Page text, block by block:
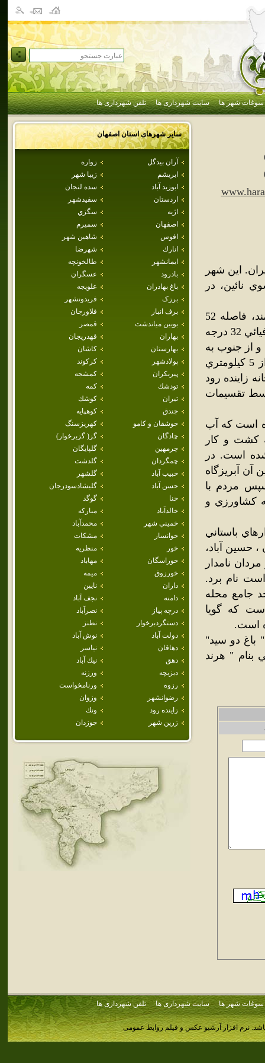
سوغات شهر ها سایت شهرداری ها تلفن شهرداری ها
سایر شهرهای استاناصفهان
آران بيدگل
زواره
ابريشم
زيبا شهر
ابوزيد آباد
سده لنجان
اردستان
سفيدشهر
اژيه
سگزي
اصفهان
سميرم
افوس
شاهين شهر
انارك
شهرضا
ايمانشهر
طالخونچه
بادرود
عسگران
باغ بهادران
علويجه
برزک
فريدونشهر
برف انبار
فلاورجان
بويين مياندشت
قمصر
بهاران
قهدريجان
بهارستان
كاشان
پولادشهر
كركوند
پيربكران
كمشجه
تودشك
كمه
تيران
كوشك
جندق
كوهپايه
جوشقان و كامو
كهريزسنگ
چادگان
گز( گزبرخوار)
چرمهين
گلپايگان
چمگردان
گلدشت
حبيب آباد
گلشهر
حسن آباد
گليشادسودرجان
حنا
گوگد
خالدآباد
مباركه
خميني شهر
محمدآباد
خوانسار
مشكات
خور
منظريه
خوراسگان
مهاباد
خورزوق
ميمه
داران
نايين
دامنه
نجف آباد
درچه پياز
نصرآباد
دستگردبرخوار
نطنز
دولت آباد
نوش آباد
دهاقان
نياسر
دهق
نيك آباد
ديزيچه
ورزنه
رزوه
ورنامخواست
رضوانشهر
وزوان
زاينده رود
ونك
زرين شهر
جوزدان
اين شهر
بسوي نائين، در
اين روستاي بزرگ که مردم آن خوش مي‌دارند که آن را شهر بنامند، فاصله 52
درجه و26 دقيقه طول جغرافيايي از نصف النهار گرينويچ وپهناي جغرافيائي 32 درجه
دشت و از جنوب به
رودخانه زاينده رود مي‌رسد و راه آهن سراسري اصفهان ، کرمان از 5 کيلومتري
آن ورودخانه زاينده رود
شهر در سال 1372 هـ.ش توسط تقسيمات
است که آب
کشت و کار
است. در
آبريزگاه
مردم با
کشاورزي و
باستاني
حسين آباد،
نامدار
نام برد.
جامع محله
که گويا
است.
باغ دو سيد"
بنام " هرند
سوغات شهر ها سایت شهرداری ها تلفن شهرداری ها
نرم افزار آرشیو عکس و فیلم روابط عمومی